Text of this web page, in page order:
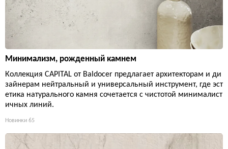
Минимализм, рожденный камнем
Коллекция CAPITAL от Baldocer предлагает архитекторам и ди
зайнерам нейтральный и универсальный инструмент, где эст
етика натурального камня сочетается с чистотой минималист
ичных линий.
Новинки 65